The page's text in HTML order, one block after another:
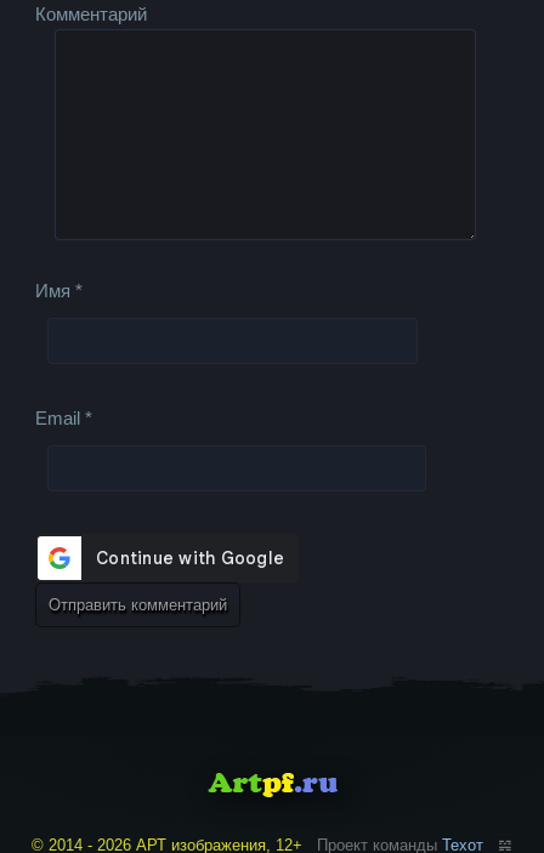
Комментарий
Имя*
Email*
© 2014 - 2026 АРТ изображения, 12+ Проект команды Техот 𝌴